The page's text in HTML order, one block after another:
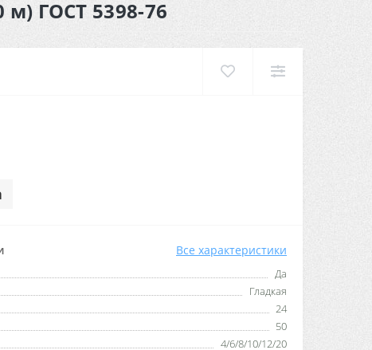
ГОСТ 5398-76
Все характеристики
Да
Гладкая
24
50
4/6/8/10/12/20